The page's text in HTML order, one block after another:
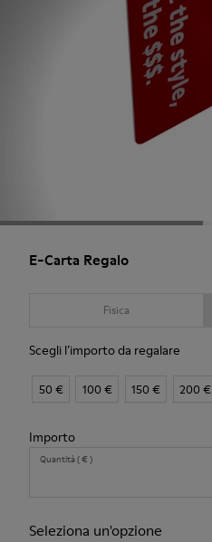
E-Carta Regalo
Fisica
Scegli l’importo da regalare
50 € 100 € 150 € 200 €
Importo
Quantità ( € )
Seleziona un'opzione